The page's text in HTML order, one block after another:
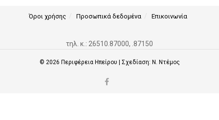
Όροι χρήσης Προσωπικά δεδομένα Επικοινωνία
τηλ. κ.: 26510.87000, .87150
© 2026 Περιφέρεια Ηπείρου | Σχεδίαση: Ν. Ντέμος